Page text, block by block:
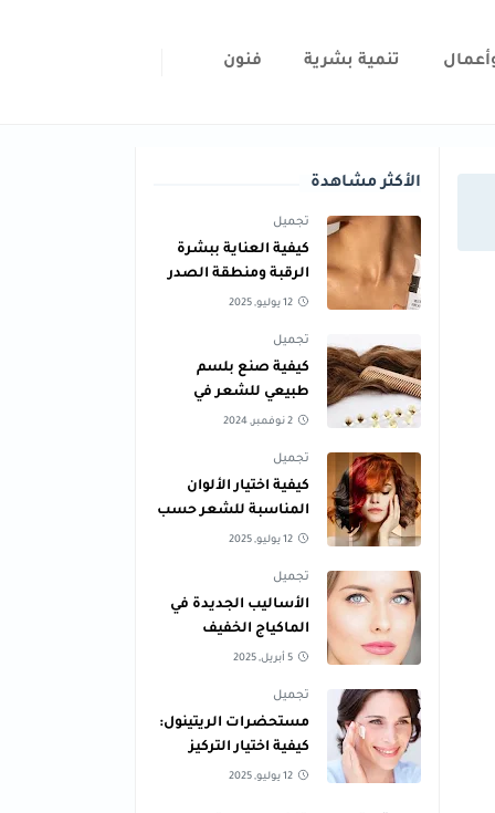
تنمية بشرية فنون
الأكثر مشاهدة
تجميل
كيفية العناية ببشرة
الرقبة ومنطقة الصدر
للحفاظ على نعومتها
12 يوليو, 2025
تجميل
كيفية صنع بلسم
طبيعي للشعر في
المنزل لجميع أنواع
2 نوفمبر, 2024
تجميل
كيفية اختيار الألوان
المناسبة للشعر حسب
لون البشرة
12 يوليو, 2025
تجميل
الأساليب الجديدة في
الماكياج الخفيف
لإطلالة نهارية طبيعية
5 أبريل, 2025
تجميل
مستحضرات الريتينول:
كيفية اختيار التركيز
المناسب لبشرتك
12 يوليو, 2025